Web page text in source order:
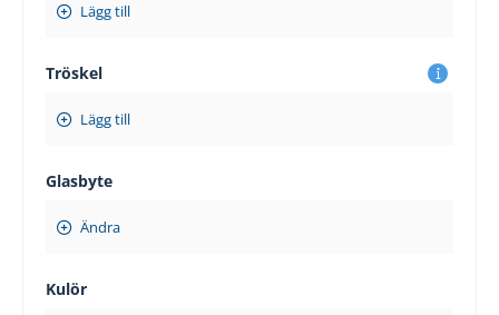
Lägg till
Tröskel
Lägg till
Glasbyte
Ändra
Kulör